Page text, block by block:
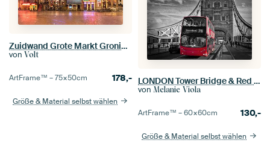
Zuidwand Grote Markt Groningen
von Volt
ArtFrame™ –75×50cm 178,-
Größe & Material selbst wählen
LONDON Tower Bridge & Red Bus
von Melanie Viola
ArtFrame™ –60×60cm 130,-
Größe & Material selbst wählen